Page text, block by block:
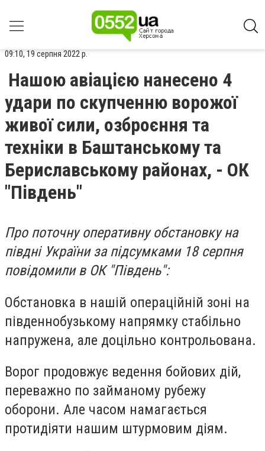
09:10, 19 серпня 2022 р.
Нашою авіацією нанесено 4
удари по скупченню ворожої
живої сили, озброєння та
техніки в Баштанському та
Бериславському районах, - ОК
"Південь"
Про поточну оперативну обстановку на
півдні України за підсумками 18 серпня
повідомили в ОК "Південь":
Обстановка в нашій операційній зоні на
південнобузькому напрямку стабільно
напружена, але доцільно контрольована.
Ворог продовжує ведення бойових дій,
переважно по займаному рубежу
оборони. Але часом намагається
протидіяти нашим штурмовим діям.